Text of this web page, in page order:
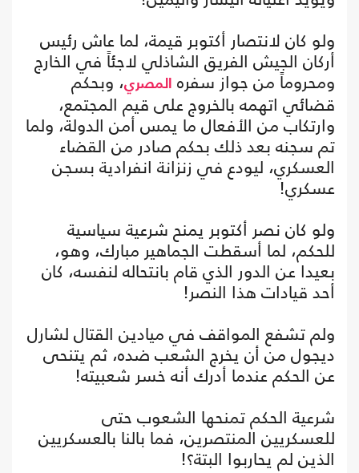
ولو كان لانتصار أكتوبر قيمة، لما عاش رئيس
أركان الجيش الفريق الشاذلي لاجئاً في الخارج
ومحروماً من جواز سفره المصري، وبحكم
قضائي اتهمه بالخروج على قيم المجتمع،
وارتكاب من الأفعال ما يمس أمن الدولة، ولما
تم سجنه بعد ذلك بحكم صادر من القضاء
العسكري، ليودع في زنزانة انفرادية بسجن
عسكري!
ولو كان نصر أكتوبر يمنح شرعية سياسية
للحكم، لما أسقطت الجماهير مبارك، وهو،
بعيدا عن الدور الذي قام بانتحاله لنفسه، كان
أحد قيادات هذا النصر!
ولم تشفع المواقف في ميادين القتال لشارل
ديجول من أن يخرج الشعب ضده، ثم يتنحى
عن الحكم عندما أدرك أنه خسر شعبيته!
شرعية الحكم تمنحها الشعوب حتى
للعسكريين المنتصرين، فما بالنا بالعسكريين
الذين لم يحاربوا البتة؟!